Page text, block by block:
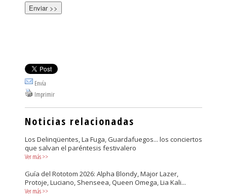
Envía
Imprimir
Noticias relacionadas
Los Delinqüentes, La Fuga, Guardafuegos... los conciertos
que salvan el paréntesis festivalero
Ver más>>
Guía del Rototom 2026: Alpha Blondy, Major Lazer,
Protoje, Luciano, Shenseea, Queen Omega, Lia Kali...
Ver más>>